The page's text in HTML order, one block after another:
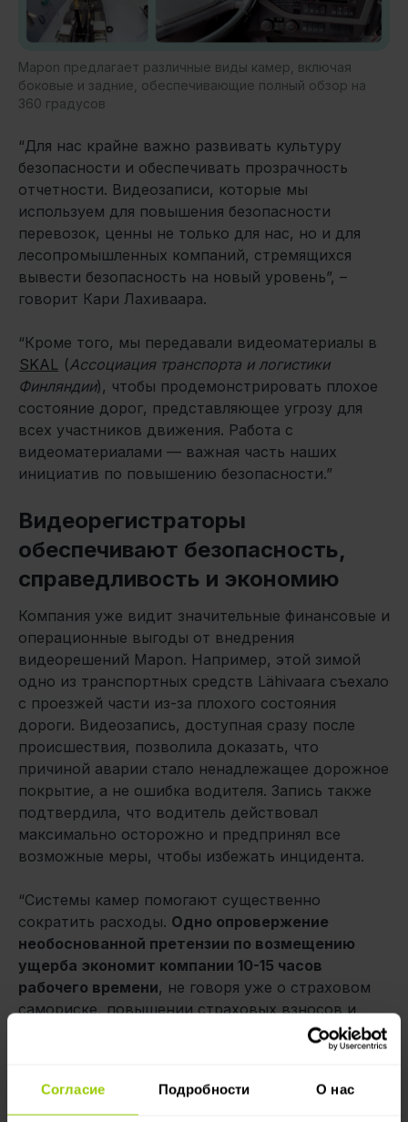
Согласие Подробности О нас
Mapon предлагает различные виды камер, включая
боковые и задние, обеспечивающие полный обзор на
360 градусов
“Для нас крайне важно развивать культуру
безопасности и обеспечивать прозрачность
отчетности. Видеозаписи, которые мы
используем для повышения безопасности
перевозок, ценны не только для нас, но и для
лесопромышленных компаний, стремящихся
вывести безопасность на новый уровень”, –
говорит Кари Лахиваара.
“Кроме того, мы передавали видеоматериалы в
SKAL (Ассоциация транспорта и логистики
Финляндии), чтобы продемонстрировать плохое
состояние дорог, представляющее угрозу для
всех участников движения. Работа с
видеоматериалами — важная часть наших
инициатив по повышению безопасности.”
Видеорегистраторы
обеспечивают безопасность,
справедливость и экономию
Компания уже видит значительные финансовые и
операционные выгоды от внедрения
видеорешений Mapon. Например, этой зимой
одно из транспортных средств Lähivaara съехало
с проезжей части из-за плохого состояния
дороги. Видеозапись, доступная сразу после
происшествия, позволила доказать, что
причиной аварии стало ненадлежащее дорожное
покрытие, а не ошибка водителя. Запись также
подтвердила, что водитель действовал
максимально осторожно и предпринял все
возможные меры, чтобы избежать инцидента.
“Системы камер помогают существенно
сократить расходы. Одно опровержение
необоснованной претензии по возмещению
ущерба экономит компании 10-15 часов
рабочего времени, не говоря уже о страховом
самориске, повышении страховых взносов и
других дополнительных расходах”, — объясняет